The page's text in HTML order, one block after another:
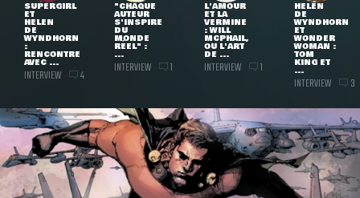
SUPERGIRL
ET
HELEN
DE
WYNDHORN
:
RENCONTRE
AVEC ...
INTERVIEW 4
"CHAQUE
AUTEUR
S'INSPIRE
DU
MONDE
RÉEL" :
...
INTERVIEW 1
L'AMOUR
ET LA
VERMINE
: WILL
MCPHAIL,
OU L'ART
DE ...
INTERVIEW 1
HELEN
DE
WYNDHORN
ET
WONDER
WOMAN :
TOM
KING ET
...
INTERVIEW 3